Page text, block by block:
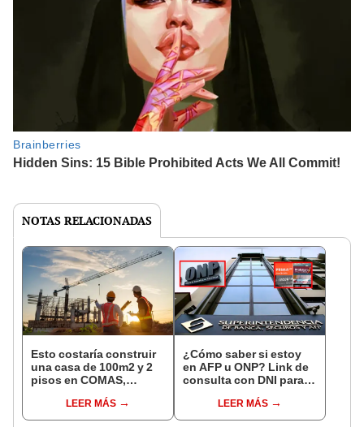
NOTAS RELACIONADAS
Esto costaría construir
una casa de 100m2 y 2
pisos en COMAS,
distritos de LIMA
NORTE
LEER MÁS
¿Cómo saber si estoy
en AFP u ONP? Link de
consulta con DNI para
pensiones estás
LEER MÁS